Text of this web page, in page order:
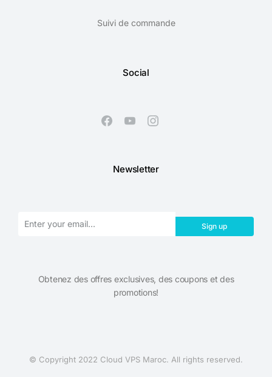
Suivi de commande
Social
Newsletter
Sign up
Obtenez des offres exclusives, des coupons et des
promotions!​
© Copyright 2022 Cloud VPS Maroc. All rights reserved.